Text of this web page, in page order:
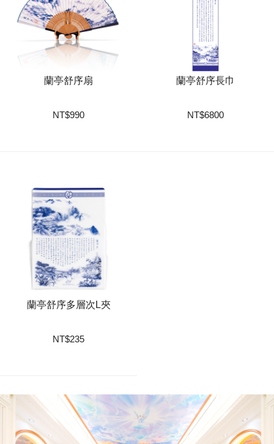
蘭亭舒序扇
NT$990
蘭亭舒序長巾
NT$6800
蘭亭舒序多層次L夾
NT$235